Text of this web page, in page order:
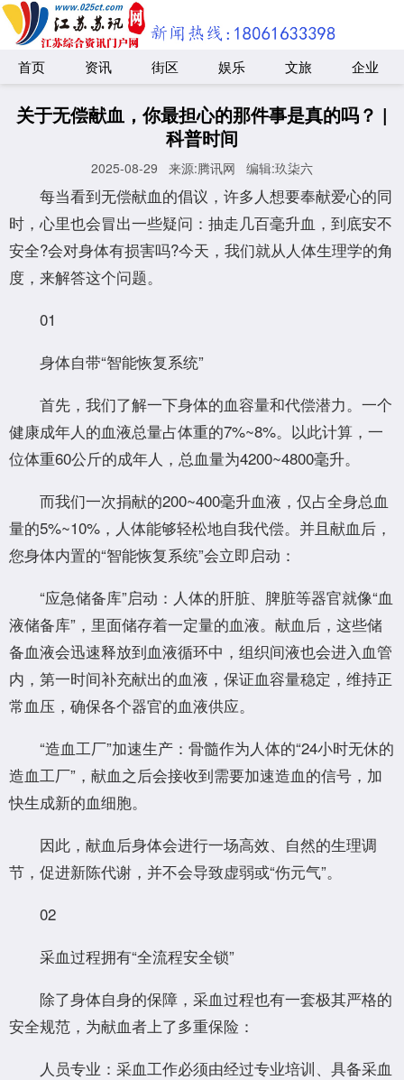
首页 资讯 街区 娱乐 文旅 企业
关于无偿献血，你最担心的那件事是真的吗？ |
科普时间
2025-08-29 来源:腾讯网 编辑:玖柒六
每当看到无偿献血的倡议，许多人想要奉献爱心的同
时，心里也会冒出一些疑问：抽走几百毫升血，到底安不
安全?会对身体有损害吗?今天，我们就从人体生理学的角
度，来解答这个问题。
01
身体自带“智能恢复系统”
首先，我们了解一下身体的血容量和代偿潜力。一个
健康成年人的血液总量占体重的7%~8%。以此计算，一
位体重60公斤的成年人，总血量为4200~4800毫升。
而我们一次捐献的200~400毫升血液，仅占全身总血
量的5%~10%，人体能够轻松地自我代偿。并且献血后，
您身体内置的“智能恢复系统”会立即启动：
“应急储备库”启动：人体的肝脏、脾脏等器官就像“血
液储备库”，里面储存着一定量的血液。献血后，这些储
备血液会迅速释放到血液循环中，组织间液也会进入血管
内，第一时间补充献出的血液，保证血容量稳定，维持正
常血压，确保各个器官的血液供应。
“造血工厂”加速生产：骨髓作为人体的“24小时无休的
造血工厂”，献血之后会接收到需要加速造血的信号，加
快生成新的血细胞。
因此，献血后身体会进行一场高效、自然的生理调
节，促进新陈代谢，并不会导致虚弱或“伤元气”。
02
采血过程拥有“全流程安全锁”
除了身体自身的保障，采血过程也有一套极其严格的
安全规范，为献血者上了多重保险：
人员专业：采血工作必须由经过专业培训、具备采血